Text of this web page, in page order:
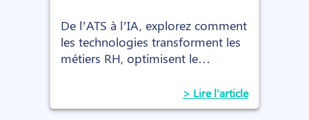
De l’ATS à l’IA, explorez comment
les technologies transforment les
métiers RH, optimisent le
> Lire l'article